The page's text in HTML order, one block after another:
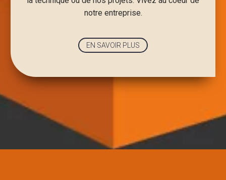
notre entreprise.
EN SAVOIR PLUS